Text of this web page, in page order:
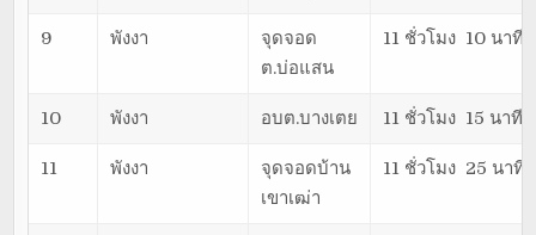
9 พังงา
จุดจอด
ต.บ่อแสน
11 ชั่วโมง 10 นาที
10 พังงา อบต.บางเตย 11 ชั่วโมง 15 นาที
11 พังงา
จุดจอดบ้าน
เขาเฒ่า
11 ชั่วโมง 25 นาที